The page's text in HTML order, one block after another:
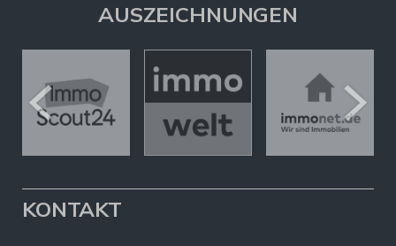
AUSZEICHNUNGEN
KONTAKT